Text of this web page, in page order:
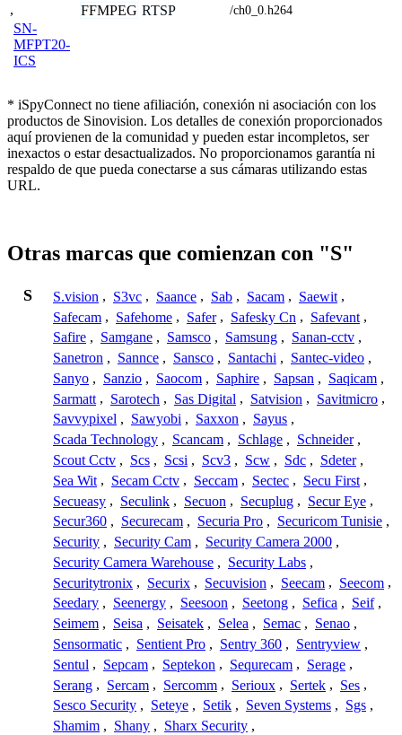
,
SN-
MFPT20-
ICS
FFMPEG RTSP /ch0_0.h264
* iSpyConnect no tiene afiliación, conexión ni asociación con los
productos de Sinovision. Los detalles de conexión proporcionados
aquí provienen de la comunidad y pueden estar incompletos, ser
inexactos o estar desactualizados. No proporcionamos garantía ni
respaldo de que pueda conectarse a sus cámaras utilizando estas
URL.
Otras marcas que comienzan con "S"
S S.vision , S3vc , Saance , Sab , Sacam , Saewit ,
Safecam , Safehome , Safer , Safesky Cn , Safevant ,
Safire , Samgane , Samsco , Samsung , Sanan-cctv ,
Sanetron , Sannce , Sansco , Santachi , Santec-video ,
Sanyo , Sanzio , Saocom , Saphire , Sapsan , Saqicam ,
Sarmatt , Sarotech , Sas Digital , Satvision , Savitmicro ,
Savvypixel , Sawyobi , Saxxon , Sayus ,
Scada Technology , Scancam , Schlage , Schneider ,
Scout Cctv , Scs , Scsi , Scv3 , Scw , Sdc , Sdeter ,
Sea Wit , Secam Cctv , Seccam , Sectec , Secu First ,
Secueasy , Seculink , Secuon , Secuplug , Secur Eye ,
Secur360 , Securecam , Securia Pro , Securicom Tunisie ,
Security , Security Cam , Security Camera 2000 ,
Security Camera Warehouse , Security Labs ,
Securitytronix , Securix , Secuvision , Seecam , Seecom ,
Seedary , Seenergy , Seesoon , Seetong , Sefica , Seif ,
Seimem , Seisa , Seisatek , Selea , Semac , Senao ,
Sensormatic , Sentient Pro , Sentry 360 , Sentryview ,
Sentul , Sepcam , Septekon , Sequrecam , Serage ,
Serang , Sercam , Sercomm , Serioux , Sertek , Ses ,
Sesco Security , Seteye , Setik , Seven Systems , Sgs ,
Shamim , Shany , Sharx Security ,